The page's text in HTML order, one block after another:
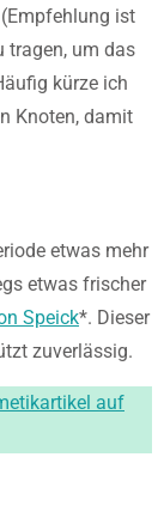
ist
tragen, um das
kürze ich
Knoten, damit
etwas mehr
etwas frischer
Speick*. Dieser
zuverlässig.
auf